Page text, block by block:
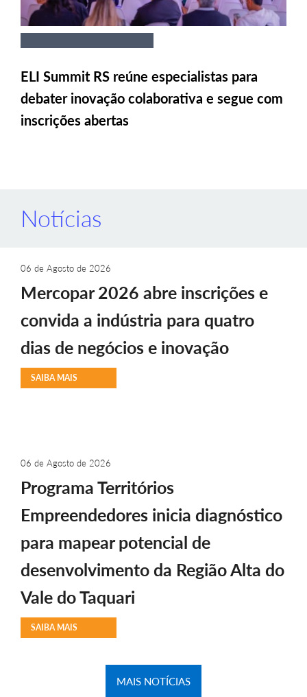
ELI Summit RS reúne especialistas para
debater inovação colaborativa e segue com
inscrições abertas
Notícias
06 de Agosto de 2026
Mercopar 2026 abre inscrições e
convida a indústria para quatro
dias de negócios e inovação
SAIBA MAIS
06 de Agosto de 2026
Programa Territórios
Empreendedores inicia diagnóstico
para mapear potencial de
desenvolvimento da Região Alta do
Vale do Taquari
SAIBA MAIS
MAIS NOTÍCIAS